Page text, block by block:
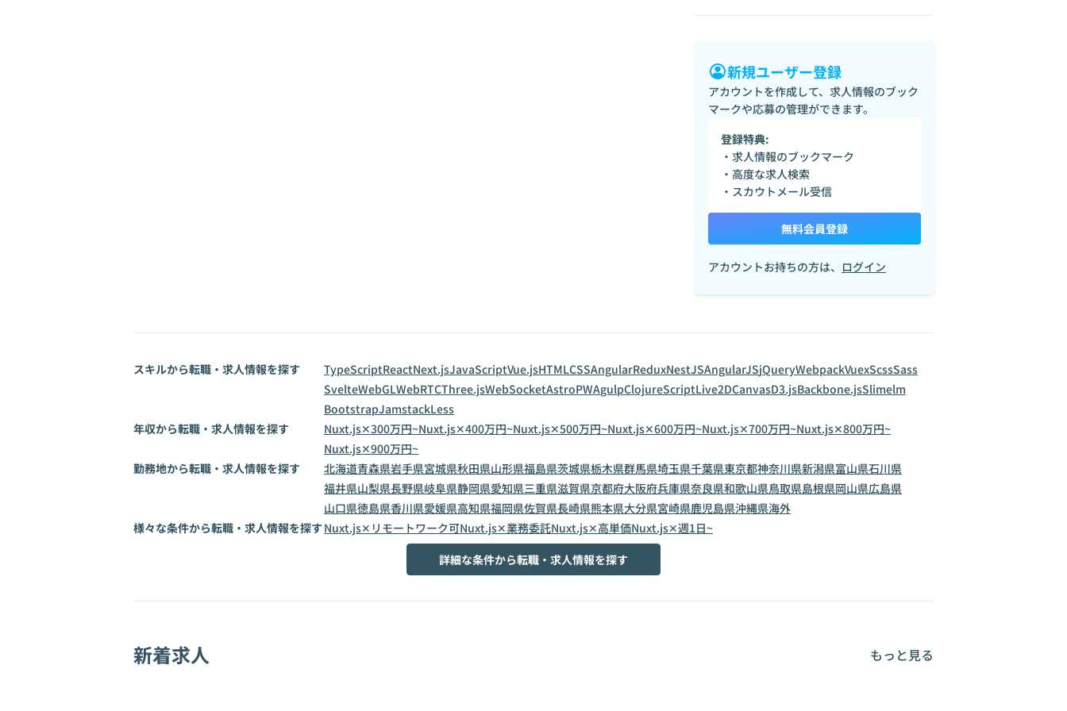
新規ユーザー登録
アカウントを作成して、求人情報のブック
マークや応募の管理ができます。
登録特典:
・求人情報のブックマーク
・高度な求人検索
・スカウトメール受信
無料会員登録
アカウントお持ちの方は、 ログイン
スキルから転職・求人情報を探す TypeScriptReactNext.jsJavaScriptVue.jsHTMLCSSAngularReduxNestJSAngularJSjQueryWebpackVuexScssSass
SvelteWebGLWebRTCThree.jsWebSocketAstroPWAgulpClojureScriptLive2DCanvasD3.jsBackbone.jsSlimelm
BootstrapJamstackLess
年収から転職・求人情報を探す
Nuxt.js✕300万円~Nuxt.js✕400万円~Nuxt.js✕500万円~Nuxt.js✕600万円~Nuxt.js✕700万円~Nuxt.js✕800万円~
Nuxt.js✕900万円~
勤務地から転職・求人情報を探す
北海道青森県岩手県宮城県秋田県山形県福島県茨城県栃木県群馬県埼玉県千葉県東京都神奈川県新潟県富山県石川県
福井県山梨県長野県岐阜県静岡県愛知県三重県滋賀県京都府大阪府兵庫県奈良県和歌山県鳥取県島根県岡山県広島県
山口県徳島県香川県愛媛県高知県福岡県佐賀県長崎県熊本県大分県宮崎県鹿児島県沖縄県海外
様々な条件から転職・求人情報を探す Nuxt.js✕リモートワーク可Nuxt.js✕業務委託Nuxt.js✕高単価Nuxt.js✕週1日~
詳細な条件から転職・求人情報を探す
新着求人 もっと見る